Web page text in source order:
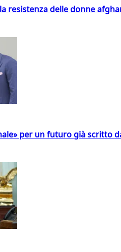
resistenza delle donne
per un futuro già scritto